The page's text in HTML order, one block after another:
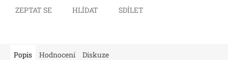
ZEPTAT SE HLÍDAT SDÍLET
Popis Hodnocení Diskuze